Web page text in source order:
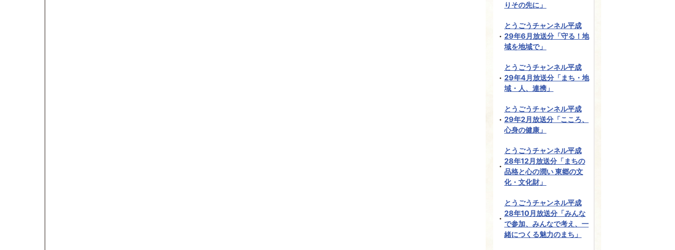
りその先に」
とうごうチャンネル平成
29年6月放送分「守る！地
域を地域で」
とうごうチャンネル平成
29年4月放送分「まち・地
域・人、連携」
とうごうチャンネル平成
29年2月放送分「こころ、
心身の健康」
とうごうチャンネル平成
28年12月放送分「まちの
品格と心の潤い 東郷の文
化・文化財」
とうごうチャンネル平成
28年10月放送分「みんな
で参加、みんなで考え、一
緒につくる魅力のまち」